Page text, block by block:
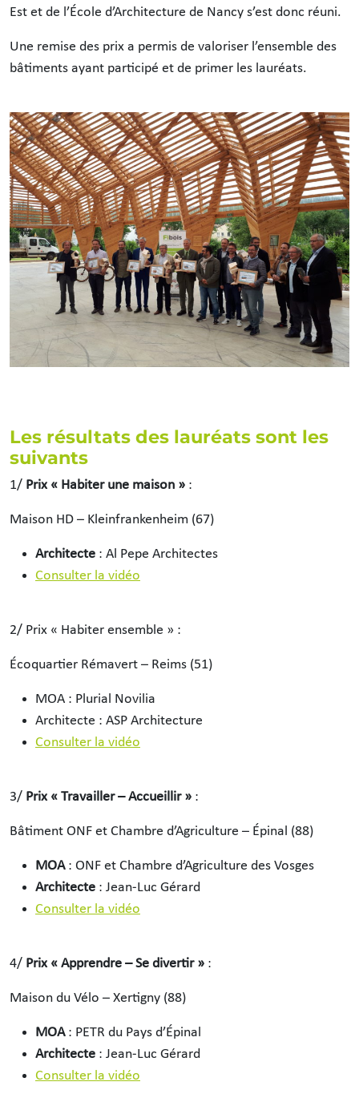
Est et de l’École d’Architecture de Nancy s’est donc réuni.
Une remise des prix a permis de valoriser l’ensemble des
bâtiments ayant participé et de primer les lauréats.
Les résultats des lauréats sont les
suivants
1/ Prix « Habiter une maison » :
Maison HD – Kleinfrankenheim (67)
Architecte : Al Pepe Architectes
Consulter la vidéo
2/ Prix « Habiter ensemble » :
Écoquartier Rémavert – Reims (51)
MOA : Plurial Novilia
Architecte : ASP Architecture
Consulter la vidéo
3/ Prix « Travailler – Accueillir » :
Bâtiment ONF et Chambre d’Agriculture – Épinal (88)
MOA : ONF et Chambre d’Agriculture des Vosges
Architecte : Jean-Luc Gérard
Consulter la vidéo
4/ Prix « Apprendre – Se divertir » :
Maison du Vélo – Xertigny (88)
MOA : PETR du Pays d’Épinal
Architecte : Jean-Luc Gérard
Consulter la vidéo